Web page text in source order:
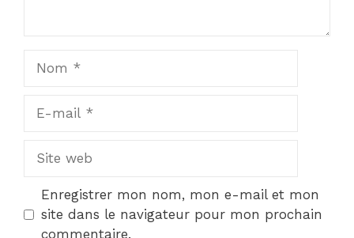
Site
Enregistrer mon nom, mon e-mail et mon
site dans le navigateur pour mon prochain
commentaire.